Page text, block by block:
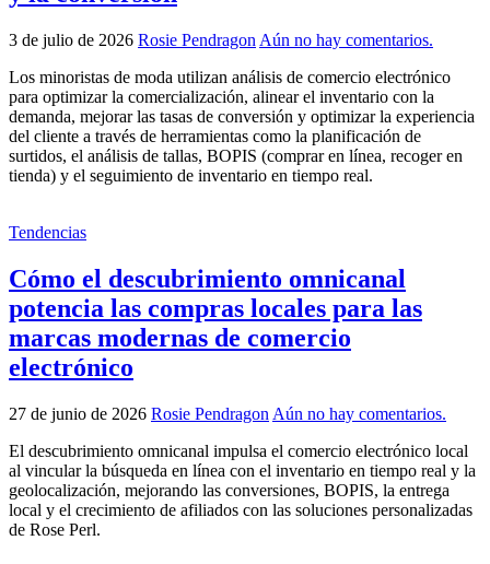
3 de julio de 2026 Rosie Pendragon Aún no hay comentarios.
Los minoristas de moda utilizan análisis de comercio electrónico
para optimizar la comercialización, alinear el inventario con la
demanda, mejorar las tasas de conversión y optimizar la experiencia
del cliente a través de herramientas como la planificación de
surtidos, el análisis de tallas, BOPIS (comprar en línea, recoger en
tienda) y el seguimiento de inventario en tiempo real.
Tendencias
Cómo el descubrimiento omnicanal
potencia las compras locales para las
marcas modernas de comercio
electrónico
27 de junio de 2026 Rosie Pendragon Aún no hay comentarios.
El descubrimiento omnicanal impulsa el comercio electrónico local
al vincular la búsqueda en línea con el inventario en tiempo real y la
geolocalización, mejorando las conversiones, BOPIS, la entrega
local y el crecimiento de afiliados con las soluciones personalizadas
de Rose Perl.